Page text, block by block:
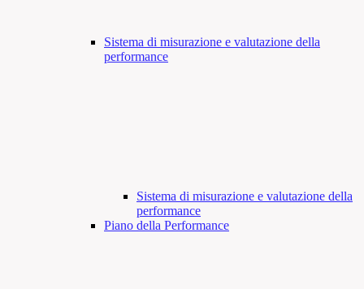
Sistema di misurazione e valutazione della
performance
Sistema di misurazione e valutazione della
performance
Piano della Performance